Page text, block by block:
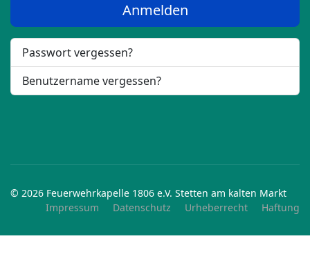
Anmelden
Passwort vergessen?
Benutzername vergessen?
© 2026 Feuerwehrkapelle 1806 e.V. Stetten am kalten Markt
Impressum
Datenschutz Urheberrecht Haftung